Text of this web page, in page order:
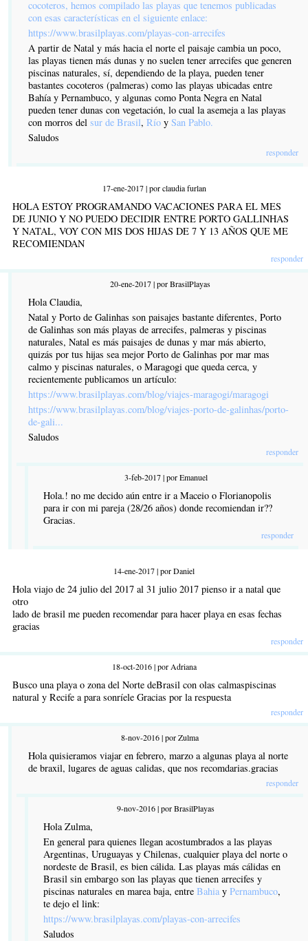
cocoteros, hemos compilado las playas que tenemos publicadas
con esas características en el siguiente enlace:
https://www.brasilplayas.com/playas-con-arrecifes
A partir de Natal y más hacia el norte el paisaje cambia un poco,
las playas tienen más dunas y no suelen tener arrecifes que generen
piscinas naturales, sí, dependiendo de la playa, pueden tener
bastantes cocoteros (palmeras) como las playas ubicadas entre
Bahía y Pernambuco, y algunas como Ponta Negra en Natal
pueden tener dunas con vegetación, lo cual la asemeja a las playas
con morros del sur de Brasil, Ríoy San Pablo.
Saludos
responder
17-ene-2017 | por claudia furlan
HOLA ESTOY PROGRAMANDO VACACIONES PARA EL MES
DE JUNIO Y NO PUEDO DECIDIR ENTRE PORTO GALLINHAS
Y NATAL, VOY CON MIS DOS HIJAS DE 7 Y 13 AÑOS QUE ME
RECOMIENDAN
responder
20-ene-2017 | por BrasilPlayas
Hola Claudia,
Natal y Porto de Galinhas son paisajes bastante diferentes, Porto
de Galinhas son más playas de arrecifes, palmeras y piscinas
naturales, Natal es más paisajes de dunas y mar más abierto,
quizás por tus hijas sea mejor Porto de Galinhas por mar mas
calmo y piscinas naturales, o Maragogi que queda cerca, y
recientemente publicamos un artículo:
https://www.brasilplayas.com/blog/viajes-maragogi/maragogi
https://www.brasilplayas.com/blog/viajes-porto-de-galinhas/porto-
de-gali...
Saludos
responder
3-feb-2017 | por Emanuel
Hola.! no me decido aún entre ir a Maceio o Florianopolis
para ir con mi pareja (28/26 años) donde recomiendan ir??
Gracias.
responder
14-ene-2017 | por Daniel
Hola viajo de 24 julio del 2017 al 31 julio 2017 pienso ir a natal que
otro
lado de brasil me pueden recomendar para hacer playa en esas fechas
gracias
responder
18-oct-2016 | por Adriana
Busco una playa o zona del Norte deBrasil con olas calmaspiscinas
natural y Recife a para sonríele Gracias por la respuesta
responder
8-nov-2016 | por Zulma
Hola quisieramos viajar en febrero, marzo a algunas playa al norte
de braxil, lugares de aguas calidas, que nos recomdarias.gracias
responder
9-nov-2016 | por BrasilPlayas
Hola Zulma,
En general para quienes llegan acostumbrados a las playas
Argentinas, Uruguayas y Chilenas, cualquier playa del norte o
nordeste de Brasil, es bien cálida. Las playas más cálidas en
Brasil sin embargo son las playas que tienen arrecifes y
piscinas naturales en marea baja, entreBahia yPernambuco,
te dejo el link:
https://www.brasilplayas.com/playas-con-arrecifes
Saludos